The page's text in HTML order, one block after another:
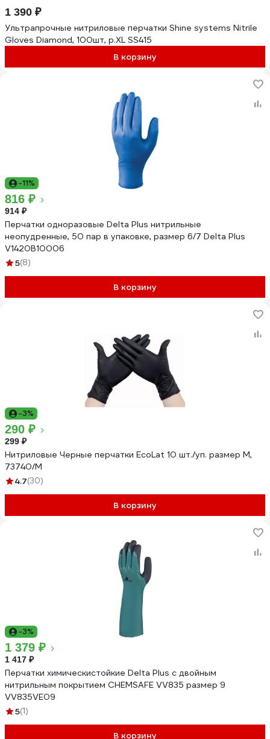
1 390 ₽
Ультрапрочные нитриловые перчатки Shine systems Nitrile
Gloves Diamond, 100шт, р.XL SS415
В корзину
-11%
816 ₽
914 ₽
Перчатки одноразовые Delta Plus нитрильные
неопудренные, 50 пар в упаковке, размер 6/7 Delta Plus
V1420B10006
5(8)
В корзину
-3%
290 ₽
299 ₽
Нитриловые Черные перчатки EcoLat 10 шт./уп. размер M,
73740/M
4.7(30)
В корзину
-3%
1 379 ₽
1 417 ₽
Перчатки химическистойкие Delta Plus с двойным
нитрильным покрытием CHEMSAFE VV835 размер 9
VV835VE09
5(1)
В корзину